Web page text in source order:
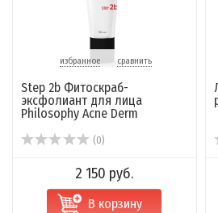
избранное сравнить
Step 2b Фитоскраб-
эксфолиант для лица
Philosophy Acne Derm
(0)
2 150 руб.
В корзину